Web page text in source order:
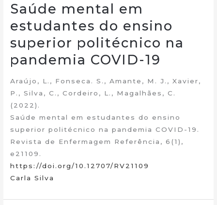
Saúde mental em
estudantes do ensino
superior politécnico na
pandemia COVID-19
Araújo, L., Fonseca. S., Amante, M. J., Xavier,
P., Silva, C., Cordeiro, L., Magalhães, C.
(2022).
Saúde mental em estudantes do ensino
superior politécnico na pandemia COVID-19.
Revista de Enfermagem Referência, 6(1),
e21109.
https://doi.org/10.12707/RV21109
Carla Silva